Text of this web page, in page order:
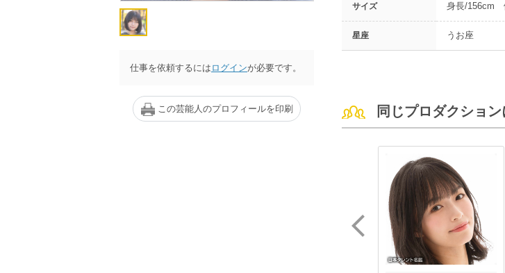
仕事を依頼するには ログインが必要です。
この芸能人のプロフィールを印刷
サイズ 身長/156cm
星座 うお座
同じプロダクショ